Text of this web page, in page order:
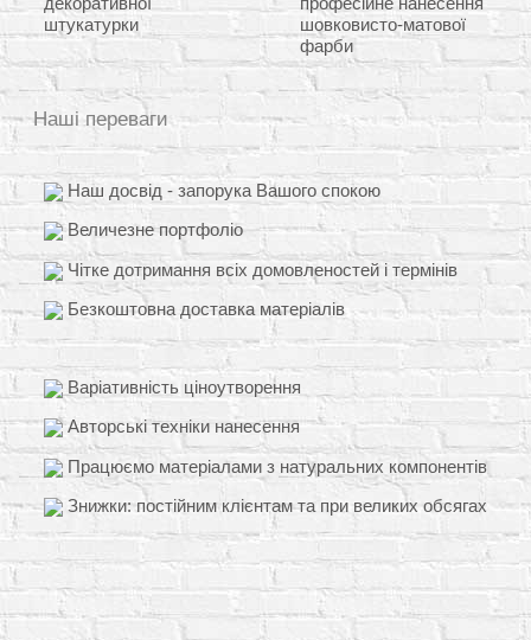
штукатурки
шовковисто-матової
фарби
Наші переваги
Наш досвід - запорука Вашого спокою
Величезне портфоліо
Чітке дотримання всіх домовленостей і термінів
Безкоштовна доставка матеріалів
Варіативність ціноутворення
Авторські техніки нанесення
Працюємо матеріалами з натуральних компонентів
Знижки: постійним клієнтам та при великих обсягах